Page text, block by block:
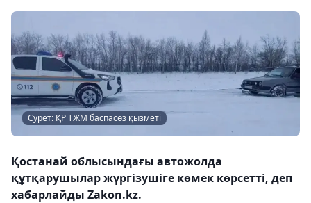
Сурет: ҚР ТЖМ баспасөз қызметі
Қостанай облысындағы автожолда
құтқарушылар жүргізушіге көмек көрсетті, деп
хабарлайды Zakon.kz.